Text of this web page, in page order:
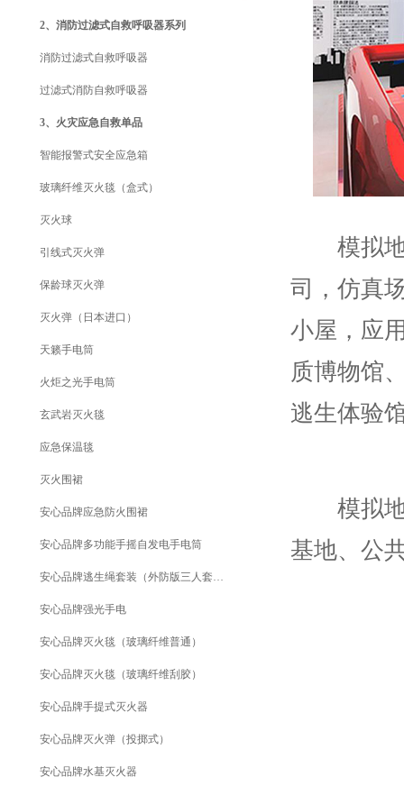
2、消防过滤式自救呼吸器系列
消防过滤式自救呼吸器
过滤式消防自救呼吸器
3、火灾应急自救单品
智能报警式安全应急箱
玻璃纤维灭火毯（盒式）
灭火球
引线式灭火弹
保龄球灭火弹
灭火弹（日本进口）
天籁手电筒
火炬之光手电筒
玄武岩灭火毯
应急保温毯
灭火围裙
安心品牌应急防火围裙
安心品牌多功能手摇自发电手电筒
安心品牌逃生绳套装（外防版三人套装）
安心品牌强光手电
安心品牌灭火毯（玻璃纤维普通）
安心品牌灭火毯（玻璃纤维刮胶）
安心品牌手提式灭火器
安心品牌灭火弹（投掷式）
安心品牌水基灭火器
模拟地
司，仿真
小屋，应
质博物馆
逃生体验
模拟地
基地、公